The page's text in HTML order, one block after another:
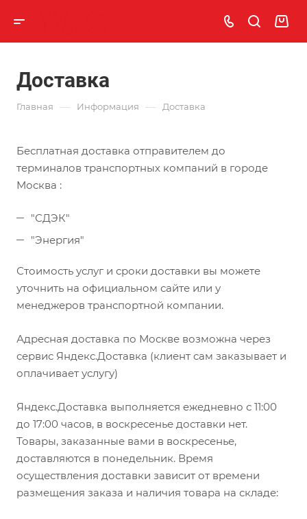
Доставка
Главная — Информация — Доставка
Бесплатная доставка отправителем до
терминалов транспортных компаний в городе
Москва :
"СДЭК"
"Энергия"
Стоимость услуг и сроки доставки вы можете
уточнить на официальном сайте или у
менеджеров транспортной компании.
Адресная доставка по Москве возможна через
сервис Яндекс.Доставка (клиент сам заказывает и
оплачивает услугу)
Яндекс.Доставка выполняется ежедневно с 11:00
до 17:00 часов, в воскресенье доставки нет.
Товары, заказанные вами в воскресенье,
доставляются в понедельник. Время
осуществления доставки зависит от времени
размещения заказа и наличия товара на складе: